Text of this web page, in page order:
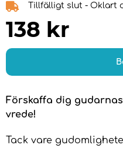
Tillfälligt slut - Oklart
138 kr
Förskaffa dig
vrede!
Tack vare